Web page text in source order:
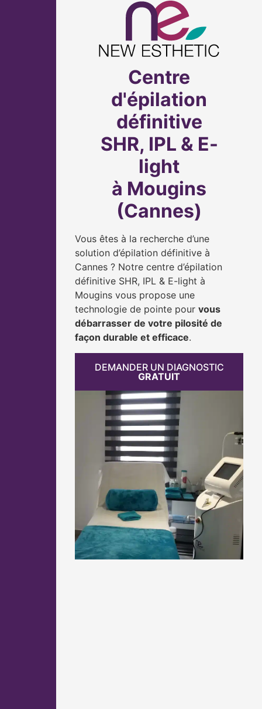
Centre
d'épilation
définitive
SHR, IPL & E-
light
à Mougins
(Cannes)
Vous êtes à la recherche d’une
solution d’épilation définitive à
Cannes ? Notre centre d’épilation
définitive SHR, IPL & E-light à
Mougins vous propose une
technologie de pointe pour vous
débarrasser de votre pilosité de
façon durable et efficace.
DEMANDER UN DIAGNOSTIC
GRATUIT